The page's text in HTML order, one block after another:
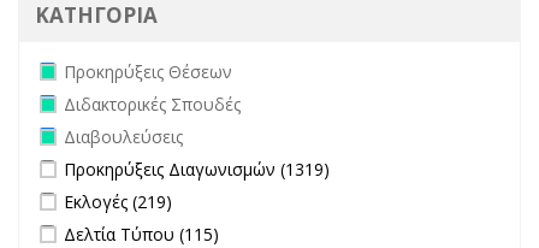
ΚΑΤΗΓΟΡΙΑ
Remove Προκηρύξεις Θέσεων filter
Προκηρύξεις Θέσεων
Remove Διδακτορικές Σπουδές filter
Διδακτορικές Σπουδές
Remove Διαβουλεύσεις filter
Διαβουλεύσεις
Apply Προκηρύξεις Διαγωνισμών filter
Προκηρύξεις Διαγωνισμών (1319)
Apply Εκλογές filter
Εκλογές (219)
Apply Δελτία Τύπου filter
Δελτία Τύπου (115)